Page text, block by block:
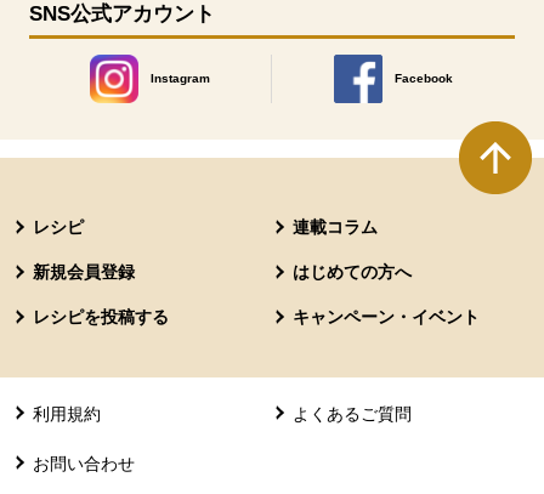
SNS公式アカウント
Instagram
別のウィンドウで開きます。
Facebook
別のウィンドウで開きます
レシピ 連載コラム
新規会員登録 はじめての方へ
レシピを投稿する キャンペーン・イベント
利用規約 よくあるご質問
お問い合わせ